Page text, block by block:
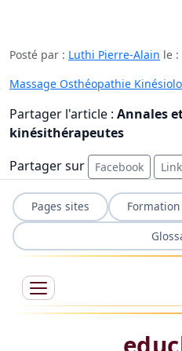
Posté par : Luthi Pierre-Alain le :
Massage Osthéopathie
Partager l'article : Annales
kinésithérapeutes
Partager sur
Facebook
Pages sites